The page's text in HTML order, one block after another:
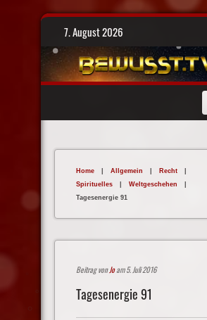
Skip
content
7. August 2026
Home | Allgemein | Recht
|
Spirituelles
| Weltgeschehen
|
Tagesenergie 91
Beitrag vonJoam 5. Juli 2016
Tagesenergie 91